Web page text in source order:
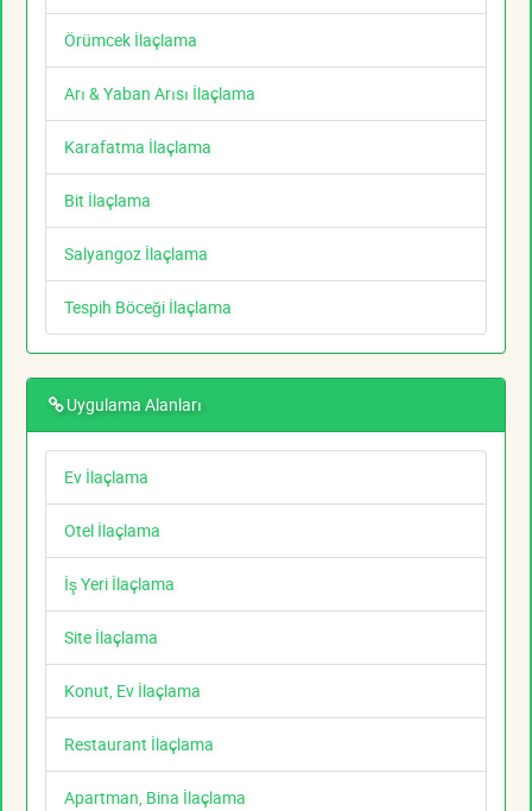
Örümcek İlaçlama
Arı & Yaban Arısı İlaçlama
Karafatma İlaçlama
Bit İlaçlama
Salyangoz İlaçlama
Tespih Böceği İlaçlama
Uygulama Alanları
Ev İlaçlama
Otel İlaçlama
İş Yeri İlaçlama
Site İlaçlama
Konut, Ev İlaçlama
Restaurant İlaçlama
Apartman, Bina İlaçlama